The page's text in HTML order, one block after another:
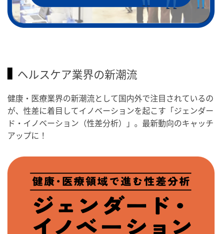
ヘルスケア業界の新潮流
健康・医療業界の新潮流として国内外で注目されているの
が、性差に着目してイノベーションを起こす「ジェンダー
ド・イノベーション（性差分析）」。最新動向のキャッチ
アップに！